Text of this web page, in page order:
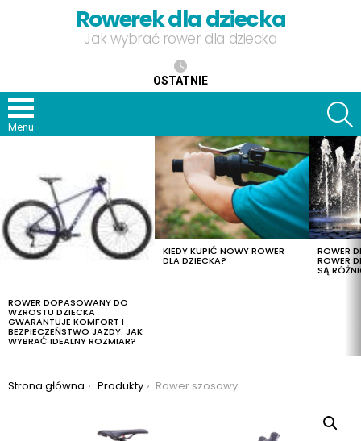
Rowerek dla dziecka
Jak wybrać rower dla dziecka
OSTATNIE
Menu
ROWER DOPASOWANY DO
WZROSTU DZIECKA
GWARANTUJE KOMFORT I
BEZPIECZEŃSTWO JAZDY. JAK
WYBRAĆ IDEALNY ROZMIAR?
KIEDY KUPIĆ NOWY ROWER
DLA DZIECKA?
ROWER
ROWER
SĄ
Jesteś tutaj:
Strona główna Produkty Rower szosowy romet aspre 2019